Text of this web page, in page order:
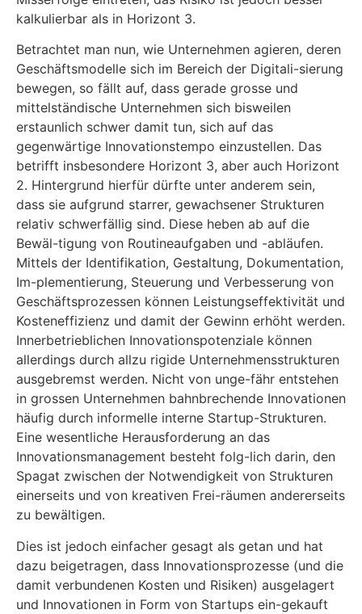
kalkulierbar als in Horizont 3.
Betrachtet man nun, wie Unternehmen agieren, deren
Geschäftsmodelle sich im Bereich der Digitali-sierung
bewegen, so fällt auf, dass gerade grosse und
mittelständische Unternehmen sich bisweilen
erstaunlich schwer damit tun, sich auf das
gegenwärtige Innovationstempo einzustellen. Das
betrifft insbesondere Horizont 3, aber auch Horizont
2. Hintergrund hierfür dürfte unter anderem sein,
dass sie aufgrund starrer, gewachsener Strukturen
relativ schwerfällig sind. Diese heben ab auf die
Bewäl-tigung von Routineaufgaben und -abläufen.
Mittels der Identifikation, Gestaltung, Dokumentation,
Im-plementierung, Steuerung und Verbesserung von
Geschäftsprozessen können Leistungseffektivität und
Kosteneffizienz und damit der Gewinn erhöht werden.
Innerbetrieblichen Innovationspotenziale können
allerdings durch allzu rigide Unternehmensstrukturen
ausgebremst werden. Nicht von unge-fähr entstehen
in grossen Unternehmen bahnbrechende Innovationen
häufig durch informelle interne Startup-Strukturen.
Eine wesentliche Herausforderung an das
Innovationsmanagement besteht folg-lich darin, den
Spagat zwischen der Notwendigkeit von Strukturen
einerseits und von kreativen Frei-räumen andererseits
zu bewältigen.
Dies ist jedoch einfacher gesagt als getan und hat
dazu beigetragen, dass Innovationsprozesse (und die
damit verbundenen Kosten und Risiken) ausgelagert
und Innovationen in Form von Startups ein-gekauft